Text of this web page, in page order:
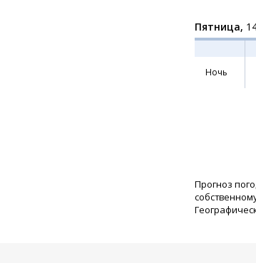
Пятница,
Ночь
Прогноз